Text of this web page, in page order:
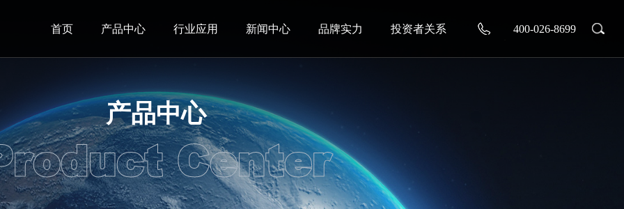
首页 产品中心 行业应用 新闻中心 品牌实力 投资者关系 400-026-8699
产品中心
Center